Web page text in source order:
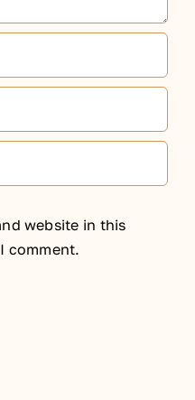
website in this
comment.